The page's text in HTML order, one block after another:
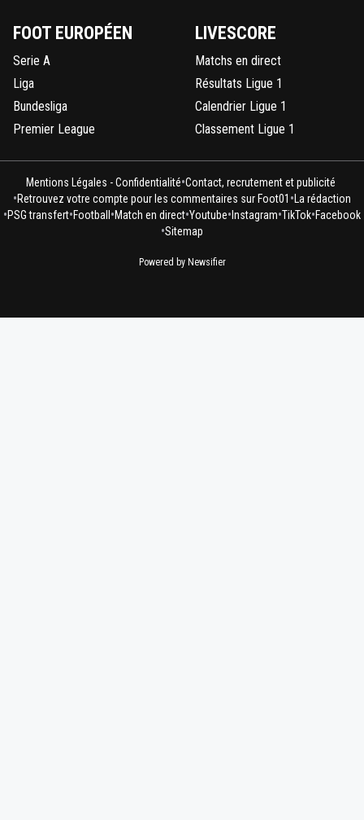
FOOT EUROPÉEN
Serie A
Liga
Bundesliga
Premier League
LIVESCORE
Matchs en direct
Résultats Ligue 1
Calendrier Ligue 1
Classement Ligue 1
Mentions Légales - Confidentialité•Contact, recrutement et publicité
•Retrouvez votre compte pour les commentaires sur Foot01 •La rédaction
•PSG transfert•Football•Match en direct•Youtube•Instagram•TikTok•Facebook
•Sitemap
Powered by Newsifier